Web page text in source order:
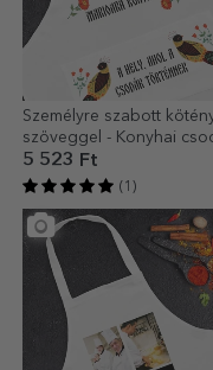
Személyre szabott
szöveggel - Konyhai
5 523 Ft
(1)